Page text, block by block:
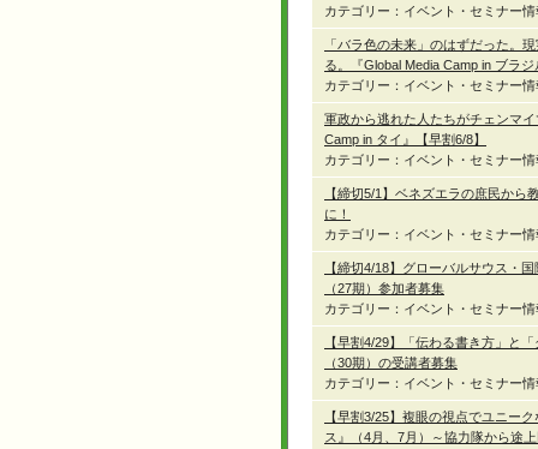
カテゴリー：イベント・セミナー情
「バラ色の未来」のはずだった。
る。『Global Media Camp in ブラ
カテゴリー：イベント・セミナー情
軍政から逃れた人たちがチェンマ
Camp in タイ』【早割6/8】
カテゴリー：イベント・セミナー情
【締切5/1】ベネズエラの庶民か
に！
カテゴリー：イベント・セミナー情
【締切4/18】グローバルサウス・
（27期）参加者募集
カテゴリー：イベント・セミナー情
【早割4/29】「伝わる書き方」と
（30期）の受講者募集
カテゴリー：イベント・セミナー情
【早割3/25】複眼の視点でユニー
ス』（4月、7月）～協力隊から途